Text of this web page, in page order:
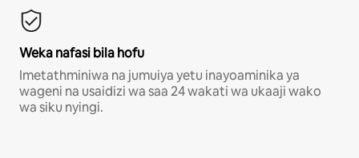
Weka nafasi bila hofu
Imetathminiwa na jumuiya yetu inayoaminika ya
wageni na usaidizi wa saa 24 wakati wa ukaaji wako
wa siku nyingi.